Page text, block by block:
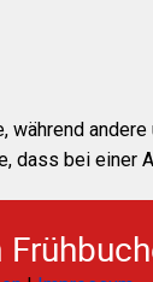
bei einer